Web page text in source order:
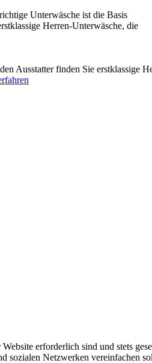
Unterwäsche ist die Basis
Herren-Unterwäsche, die
Ausstatter finden Sie
erforderlich sind und stets
sozialen Netzwerken vereinfachen